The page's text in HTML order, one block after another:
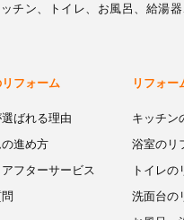
チン、トイレ、お風呂、給湯
フォーム
ばれる理由
の進め方
フターサービス
リフォー
キッチン
浴室のリ
トイレの
洗面台の